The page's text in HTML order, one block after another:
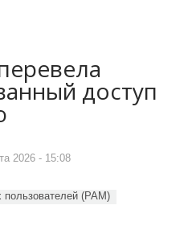
доступ
2026 - 15:08
пользователей (PAM)